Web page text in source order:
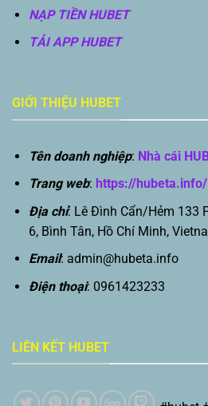
NẠP TIỀN HUBET
TẢI APP HUBET
GIỚI THIỆU HUBET
Tên doanh nghiệp: Nhà cái
Trang web: https://hubeta.info/
Địa chỉ: Lê Đình Cẩn/Hẻm 133
6, Bình Tân, Hồ Chí Minh,
Email: admin@hubeta.info
Điện thoại: 0961423233
LIÊN KẾT HUBET